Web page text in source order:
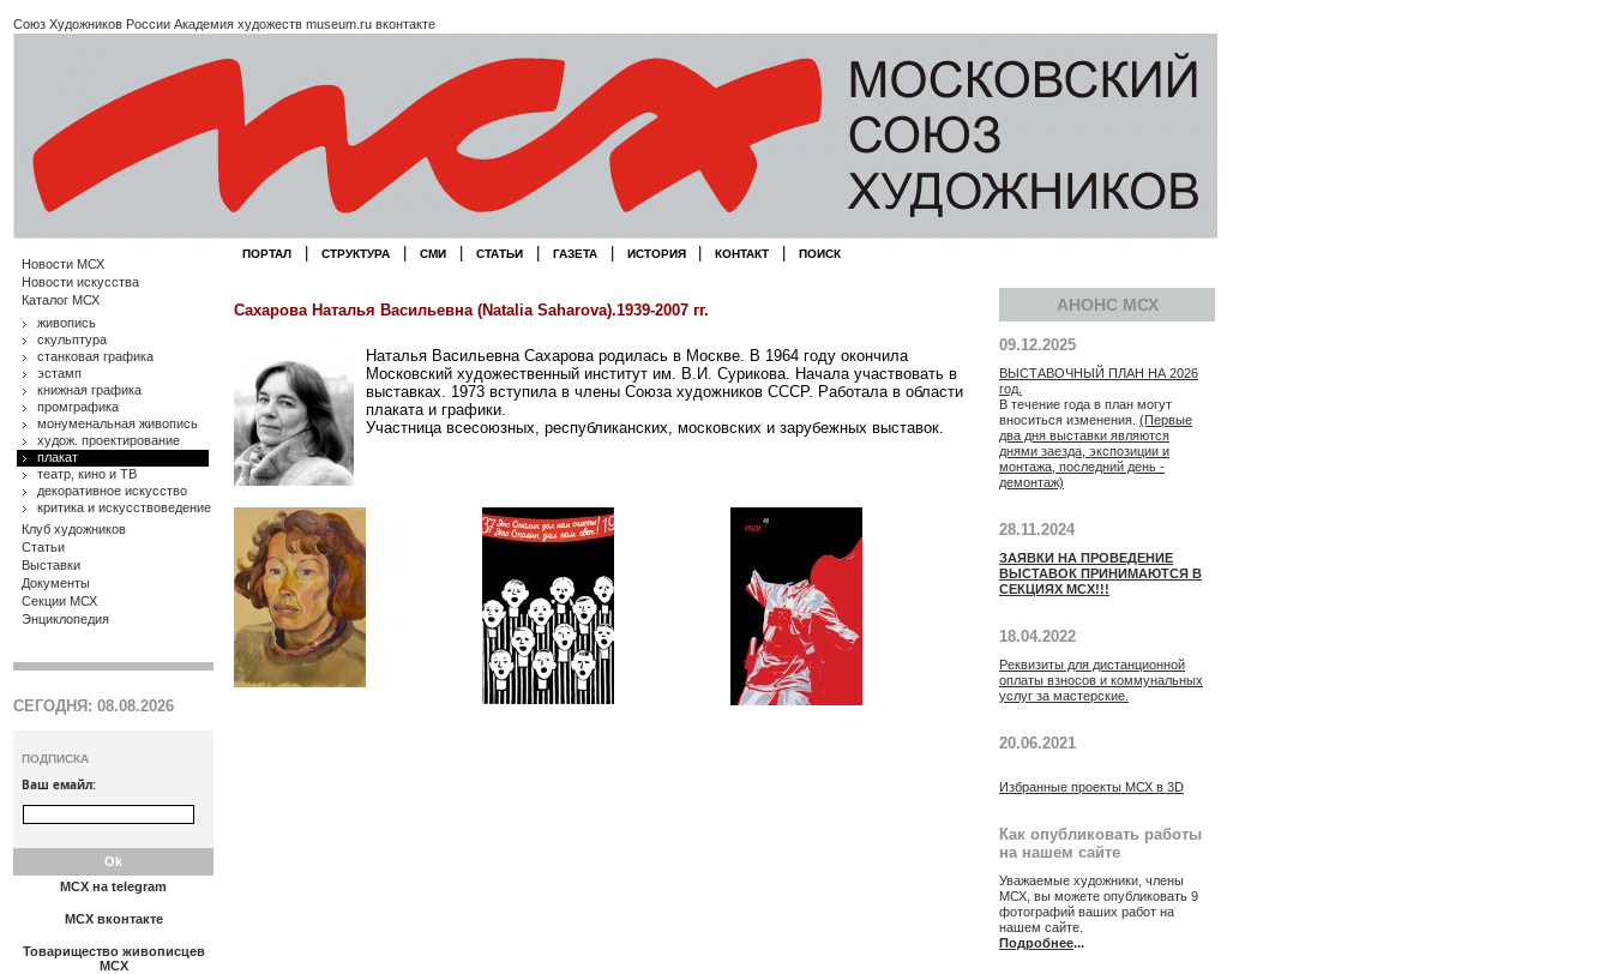
Союз Художников России Академия художеств museum.ru вконтакте
Новости МСХ
Новости искусства
Каталог МСХ
живопись
скульптура
станковая графика
эстамп
книжная графика
промграфика
монуменальная живопись
худож. проектирование
плакат
театр, кино и ТВ
декоративное искусство
критика и искусствоведение
Клуб художников
Статьи
Выставки
Документы
Секции МСХ
Энциклопедия
СЕГОДНЯ: 08.08.2026
ПОДПИСКА
Ваш емайл:
МСХ на telegram
МСХ вконтакте
Товарищество живописцев
МСХ
ПОРТАЛ СТРУКТУРА СМИ СТАТЬИ ГАЗЕТА ИСТОРИЯ КОНТАКТ ПОИСК
Сахарова Наталья Васильевна (Natalia Saharova).1939-2007 гг.
Наталья Васильевна Сахарова родилась в Москве. В 1964 году окончила
Московский художественный институт им. В.И. Сурикова. Начала участвовать в
выставках. 1973 вступила в члены Союза художников СССР. Работала в области
плаката и графики.
Участница всесоюзных, республиканских, московских и зарубежных выставок.
АНОНС МСХ
09.12.2025
ВЫСТАВОЧНЫЙ ПЛАН НА 2026
год.
В течение года в план могут
вноситься изменения. (Первые
два дня выставки являются
днями заезда, экспозиции и
монтажа, последний день -
демонтаж)
28.11.2024
ЗАЯВКИ НА ПРОВЕДЕНИЕ
ВЫСТАВОК ПРИНИМАЮТСЯ В
СЕКЦИЯХ МСХ!!!
18.04.2022
Реквизиты для дистанционной
оплаты взносов и коммунальных
услуг за мастерские.
20.06.2021
Избранные проекты МСХ в 3D
Как опубликовать работы
на нашем сайте
Уважаемые художники, члены
МСХ, вы можете опубликовать 9
фотографий ваших работ на
нашем сайте.
Подробнее...